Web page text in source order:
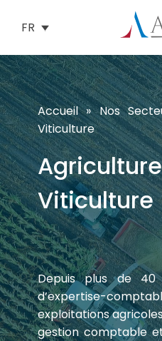
FR
Accueil»Nos
Viticulture
Viticulture
Depuis plus de
d’expertise-
exploitations
gestion comptable